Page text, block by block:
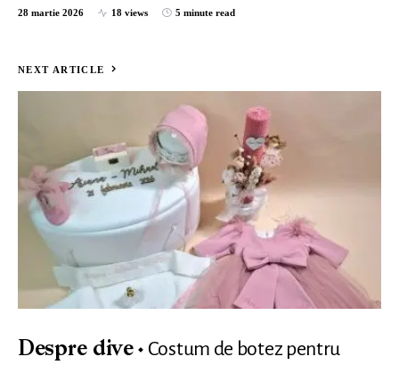
28 martie 2026 18 views 5 minute read
NEXT ARTICLE
Despre dive
Costum de botez pentru